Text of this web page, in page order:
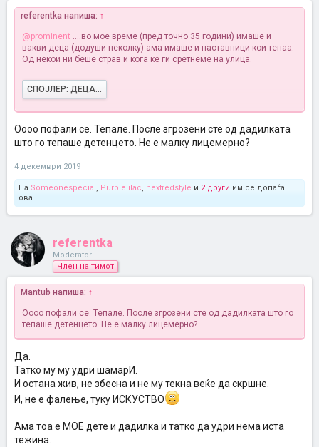
referentka напиша: ↑
@prominent ....во мое време (пред точно 35 години) имаше и
вакви деца (додуши неколку) ама имаше и наставници кои тепаа.
Од некои ни беше страв и кога ке ги сретнеме на улица.
СПОЈЛЕР: ДЕЦА...
Кликни за проширување...
Оооо пофали се. Тепале. После згрозени сте од дадилката
што го тепаше детенцето. Не е малку лицемерно?
4 декември 2019
На Someonespecial, Purplelilac, nextredstyle и 2 други им се допаѓа
ова.
referentka
Moderator
Член на тимот
Mantub напиша: ↑
Оооо пофали се. Тепале. После згрозени сте од дадилката што го
тепаше детенцето. Не е малку лицемерно?
Да.
Татко му му удри шамарИ.
И остана жив, не збесна и не му текна веќе да скршне.
И, не е фалење, туку ИСКУСТВО
Ама тоа е МОЕ дете и дадилка и татко да удри нема иста
тежина.